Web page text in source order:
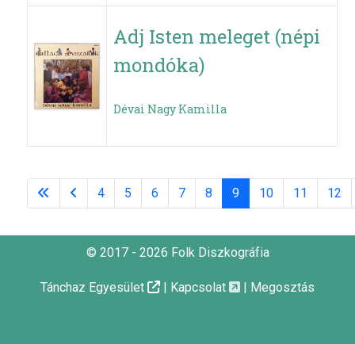
Adj Isten meleget (népi
mondóka)
Dévai Nagy Kamilla
4 5 6 7 8 9 10 11 12
© 2017 - 2026 Folk Diszkográfia
Tánchaz Egyesület | Kapcsolat | Megosztás